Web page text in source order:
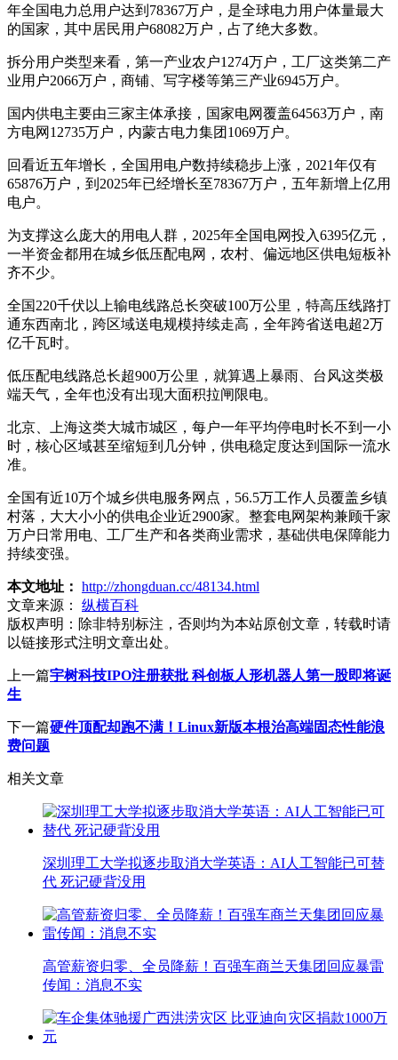
年全国电力总用户达到78367万户，是全球电力用户体量最大
的国家，其中居民用户68082万户，占了绝大多数。
拆分用户类型来看，第一产业农户1274万户，工厂这类第二产
业用户2066万户，商铺、写字楼等第三产业6945万户。
国内供电主要由三家主体承接，国家电网覆盖64563万户，南
方电网12735万户，内蒙古电力集团1069万户。
回看近五年增长，全国用电户数持续稳步上涨，2021年仅有
65876万户，到2025年已经增长至78367万户，五年新增上亿用
电户。
为支撑这么庞大的用电人群，2025年全国电网投入6395亿元，
一半资金都用在城乡低压配电网，农村、偏远地区供电短板补
齐不少。
全国220千伏以上输电线路总长突破100万公里，特高压线路打
通东西南北，跨区域送电规模持续走高，全年跨省送电超2万
亿千瓦时。
低压配电线路总长超900万公里，就算遇上暴雨、台风这类极
端天气，全年也没有出现大面积拉闸限电。
北京、上海这类大城市城区，每户一年平均停电时长不到一小
时，核心区域甚至缩短到几分钟，供电稳定度达到国际一流水
准。
全国有近10万个城乡供电服务网点，56.5万工作人员覆盖乡镇
村落，大大小小的供电企业近2900家。整套电网架构兼顾千家
万户日常用电、工厂生产和各类商业需求，基础供电保障能力
持续变强。
本文地址： http://zhongduan.cc/48134.html
文章来源：
纵横百科
版权声明： 除非特别标注，否则均为本站原创文章，转载时请
以链接形式注明文章出处。
上一篇宇树科技IPO注册获批 科创板人形机器人第一股即将诞
生
下一篇硬件顶配却跑不满！Linux新版本根治高端固态性能浪
费问题
相关文章
深圳理工大学拟逐步取消大学英语：AI人工智能已可替
代 死记硬背没用
高管薪资归零、全员降薪！百强车商兰天集团回应暴雷
传闻：消息不实